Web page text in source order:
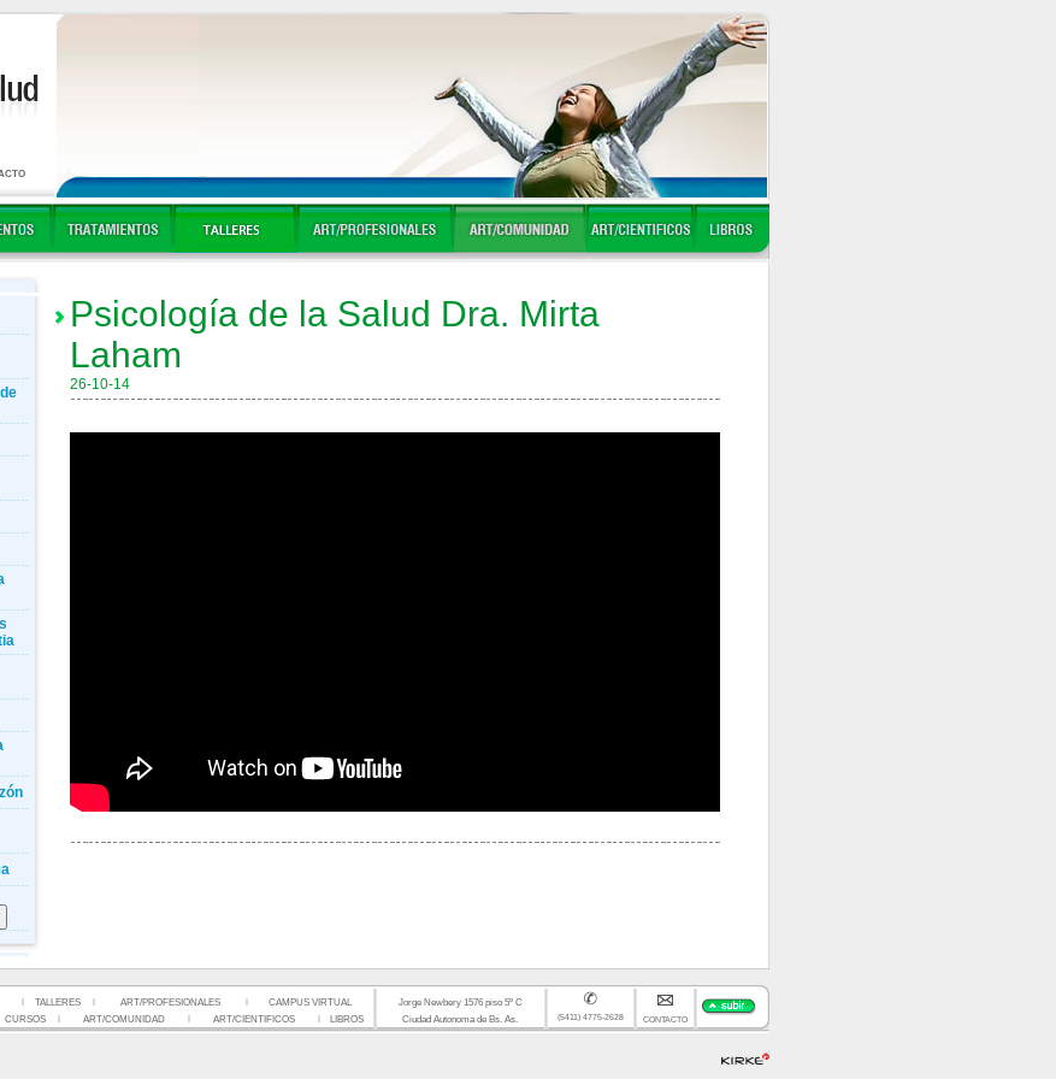
Psicología de la Salud Dra. Mirta
Laham
26-10-14
TALLERES ART/PROFESIONALES
CAMPUS VIRTUAL
CURSOS ART/COMUNIDAD ART/CIENTIFICOS LIBROS
Jorge Newbery 1576 piso 5º C
Ciudad Autonoma de Bs. As.
(5411) 4775-2628 CONTACTO